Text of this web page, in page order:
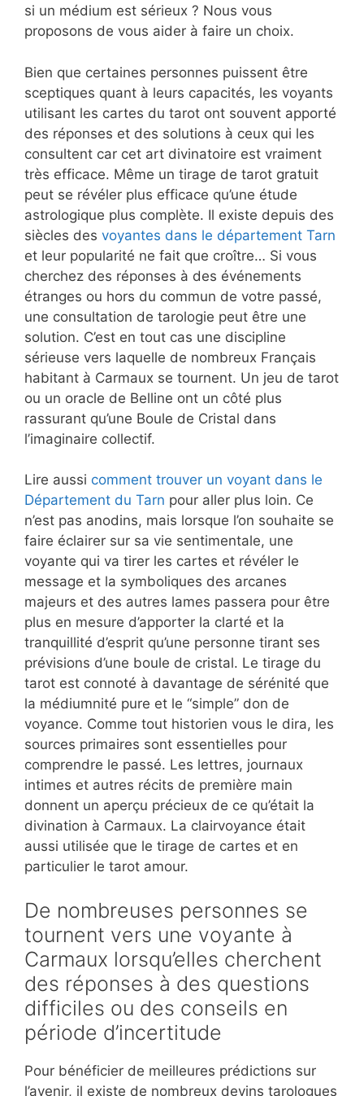
si un médium est sérieux ? Nous vous
proposons de vous aider à faire un choix.
Bien que certaines personnes puissent être
sceptiques quant à leurs capacités, les voyants
utilisant les cartes du tarot ont souvent apporté
des réponses et des solutions à ceux qui les
consultent car cet art divinatoire est vraiment
très efficace. Même un tirage de tarot gratuit
peut se révéler plus efficace qu’une étude
astrologique plus complète. Il existe depuis des
siècles des voyantes dans le département Tarn
et leur popularité ne fait que croître… Si vous
cherchez des réponses à des événements
étranges ou hors du commun de votre passé,
une consultation de tarologie peut être une
solution. C’est en tout cas une discipline
sérieuse vers laquelle de nombreux Français
habitant à Carmaux se tournent. Un jeu de tarot
ou un oracle de Belline ont un côté plus
rassurant qu’une Boule de Cristal dans
l’imaginaire collectif.
Lire aussi comment trouver un voyant dans le
Département du Tarn pour aller plus loin. Ce
n’est pas anodins, mais lorsque l’on souhaite se
faire éclairer sur sa vie sentimentale, une
voyante qui va tirer les cartes et révéler le
message et la symboliques des arcanes
majeurs et des autres lames passera pour être
plus en mesure d’apporter la clarté et la
tranquillité d’esprit qu’une personne tirant ses
prévisions d’une boule de cristal. Le tirage du
tarot est connoté à davantage de sérénité que
la médiumnité pure et le “simple” don de
voyance. Comme tout historien vous le dira, les
sources primaires sont essentielles pour
comprendre le passé. Les lettres, journaux
intimes et autres récits de première main
donnent un aperçu précieux de ce qu’était la
divination à Carmaux. La clairvoyance était
aussi utilisée que le tirage de cartes et en
particulier le tarot amour.
De nombreuses personnes se
tournent vers une voyante à
Carmaux lorsqu’elles cherchent
des réponses à des questions
difficiles ou des conseils en
période d’incertitude
Pour bénéficier de meilleures prédictions sur
l’avenir, il existe de nombreux devins tarologues